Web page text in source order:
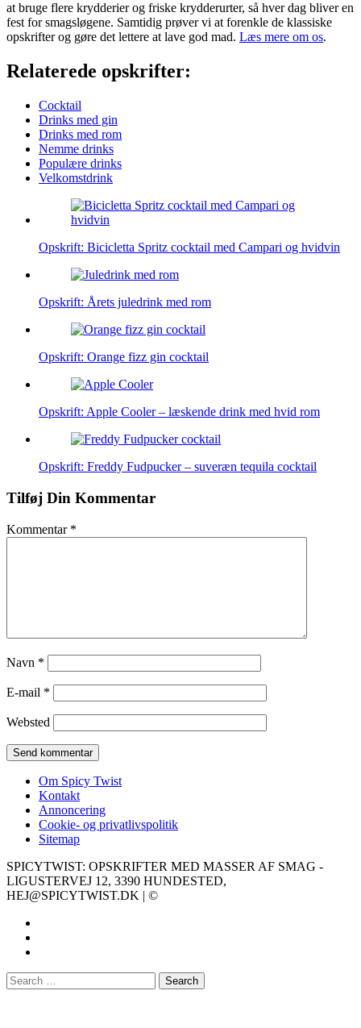
at bruge flere krydderier og friske krydderurter, så hver dag bliver en
fest for smagsløgene. Samtidig prøver vi at forenkle de klassiske
opskrifter og gøre det lettere at lave god mad. Læs mere om os.
Relaterede opskrifter:
Cocktail
Drinks med gin
Drinks med rom
Nemme drinks
Populære drinks
Velkomstdrink
Opskrift: Bicicletta Spritz cocktail med Campari og hvidvin
Opskrift: Årets juledrink med rom
Opskrift: Orange fizz gin cocktail
Opskrift: Apple Cooler – læskende drink med hvid rom
Opskrift: Freddy Fudpucker – suveræn tequila cocktail
Tilføj Din Kommentar
Kommentar *
Navn *
E-mail *
Websted
Om Spicy Twist
Kontakt
Annoncering
Cookie- og privatlivspolitik
Sitemap
SPICYTWIST: OPSKRIFTER MED MASSER AF SMAG -
LIGUSTERVEJ 12, 3390 HUNDESTED,
HEJ@SPICYTWIST.DK | ©